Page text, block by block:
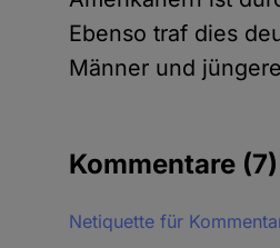
Ebenso traf dies
Männer und
Kommentare (7)
Netiquette für